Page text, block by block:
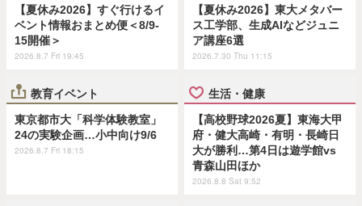
【夏休み2026】すぐ行けるイ
ベント情報おまとめ便＜8/9-
15開催＞
2026.8.7 Fri 19:45
【夏休み2026】東大メタバー
ス工学部、生成AIなどジュニ
ア講座6選
2026.7.30 Thu 11:15
教育イベント
東京都市大「科学体験教室」
24の実験企画…小中向け9/6
2026.8.7 Fri 18:15
生活・健康
【高校野球2026夏】東海大甲
府・健大高崎・有明・長崎日
大が勝利…第4日は遊学館vs
青森山田ほか
2026.8.8 Sat 9:52